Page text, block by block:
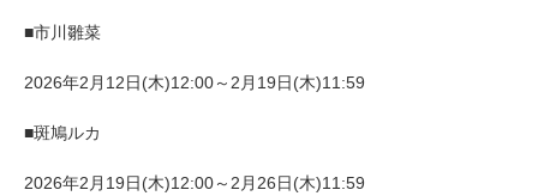
■市川雛菜
2026年2月12日(木)12:00～2月19日(木)11:59
■斑鳩ルカ
2026年2月19日(木)12:00～2月26日(木)11:59